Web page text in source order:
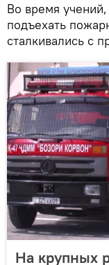
Во время
подъехать
сталкивались с
На крупных